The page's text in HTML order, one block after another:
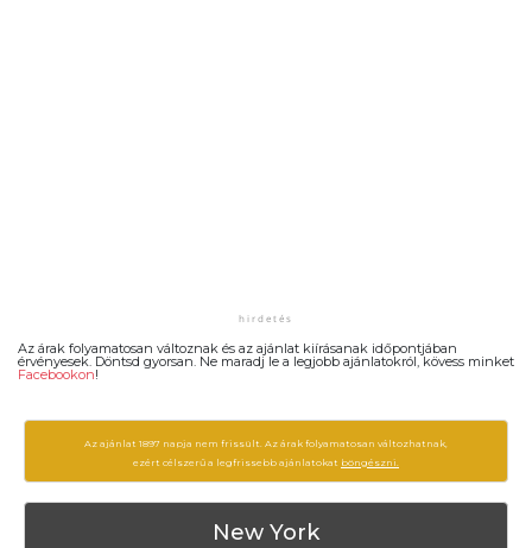
Az árak folyamatosan változnak és az ajánlat kiírásanak időpontjában
érvényesek. Döntsd gyorsan. Ne maradj le a legjobb ajánlatokról, kövess minket
Facebookon!
Az ajánlat 1897 napja nem frissült. Az árak folyamatosan változhatnak,
ezért célszerű a legfrissebb ajánlatokat böngészni.
New York